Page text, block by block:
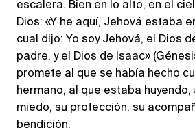
escalera. Bien en lo alto, en el
Dios: «Y he aquí, Jehová estaba
cual dijo: Yo soy Jehová, el Dios
padre, y el Dios de Isaac»
promete al que se había hecho
hermano, al que estaba huyendo,
miedo, su protección, su
bendición.